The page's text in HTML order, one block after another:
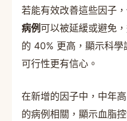
若能有效改善這些因子
病例 可以被延緩或避免
的 40% 更高，顯示科
可行性更有信心。
在新增的因子中，中年
的病例相關，顯示血脂